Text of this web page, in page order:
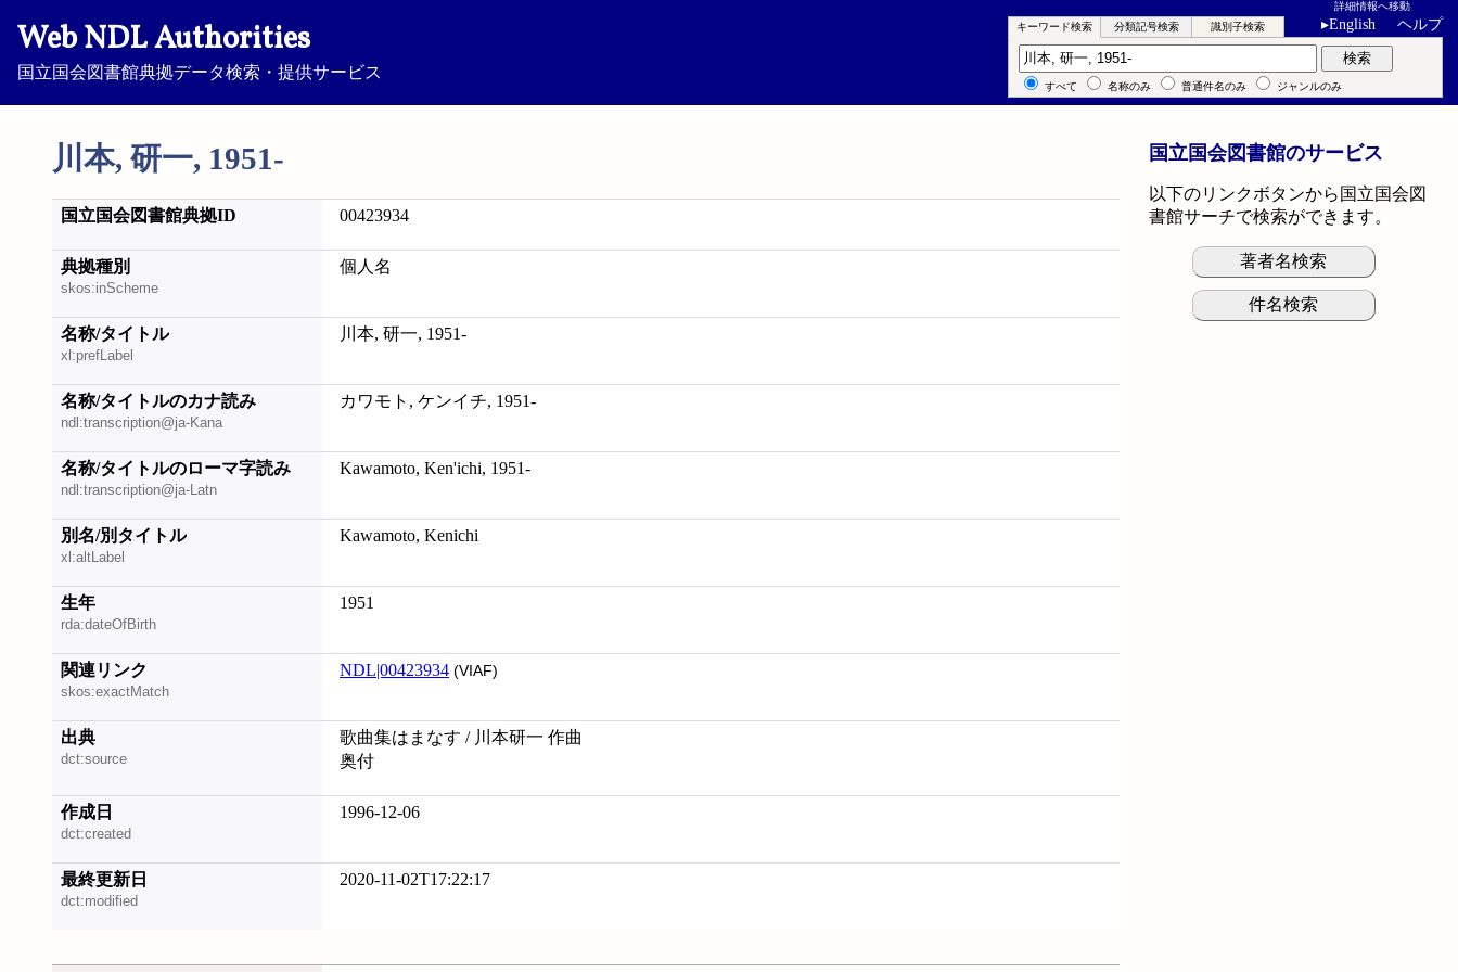
Web NDL Authorities
国立国会図書館典拠データ検索・提供サービス
詳細情報へ移動
▸English ヘルプ
川本, 研一, 1951-
キーワード検索 分類記号検索 識別子検索
キーワード検索 検索
すべて 名称のみ 普通件名のみ ジャンルのみ
国立国会図書館典拠ID 00423934
典拠種別
skos:inScheme
個人名
名称/タイトル
xl:prefLabel
川本, 研一, 1951-
名称/タイトルのカナ読み
ndl:transcription@ja-Kana
カワモト, ケンイチ, 1951-
名称/タイトルのローマ字読み
ndl:transcription@ja-Latn
Kawamoto, Ken'ichi, 1951-
別名/別タイトル
xl:altLabel
Kawamoto, Kenichi
生年
rda:dateOfBirth
1951
関連リンク
skos:exactMatch
NDL|00423934 (VIAF)
出典
dct:source
歌曲集はまなす / 川本研一 作曲
奥付
作成日
dct:created
1996-12-06
最終更新日
dct:modified
2020-11-02T17:22:17
国立国会図書館のサービス
以下のリンクボタンから国立国会図
書館サーチで検索ができます。
著者名検索
件名検索